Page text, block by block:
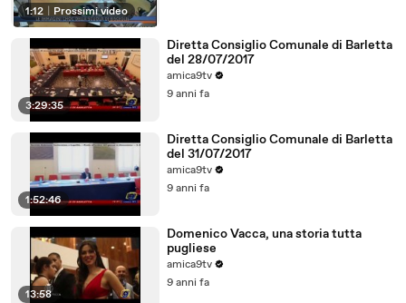
1:12 Prossimi video
3:29:35
Diretta Consiglio Comunale di Barletta
del 28/07/2017
amica9tv
9 anni fa
1:52:46
Diretta Consiglio Comunale di Barletta
del 31/07/2017
amica9tv
9 anni fa
13:58
Domenico Vacca, una storia tutta
pugliese
amica9tv
9 anni fa